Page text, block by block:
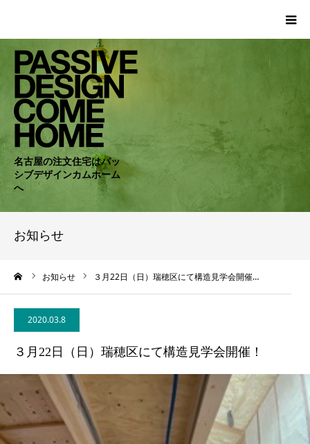
名古屋の注文住宅はパッ
シブデザインカムホーム
へ
お知らせ
お知らせ ３月22日（日）瑞穂区にて構造見学会開催…
2020.03.8
３月22日（日）瑞穂区にて構造見学会開催！
HOME
WORKS
COMPANY
CONCEPT
NEWS
BLOG
CONTACT